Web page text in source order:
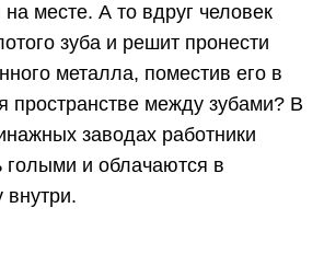
месте. А то вдруг человек
зуба и решит пронести
металла, поместив его в
пространстве между зубами? В
заводах работники
голыми и облачаются в